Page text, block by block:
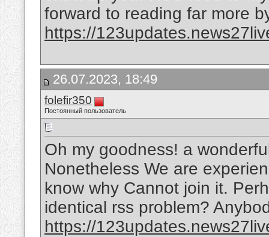
forward to reading far more
https://
26.07.2023, 18:49
folefir350
Постоянный пользователь
Oh my goodness! a
Nonetheless We are
know why Cannot join it.
identical rss problem?
https://